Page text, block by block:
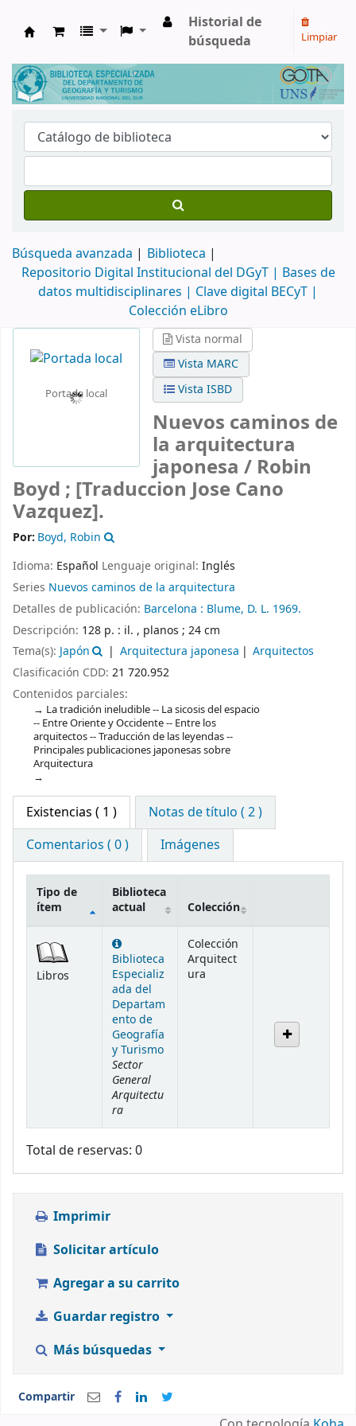
Biblioteca de Geografía y Turismo
Historial de
búsqueda
Limpiar
Búsqueda avanzada
Biblioteca
Repositorio Digital Institucional del DGyT | Bases de
datos multidisciplinares | Clave digital BECyT |
Colección eLibro
Portada local
Vista normal
Vista MARC
Vista ISBD
Nuevos caminos de
la arquitectura
japonesa / Robin
Boyd ; [Traduccion Jose Cano
Vazquez].
Por: Boyd, Robin
Idioma: Español Lenguaje original: Inglés
Series Nuevos caminos de la arquitectura
Detalles de publicación: Barcelona : Blume, D. L. 1969.
Descripción: 128 p. : il. , planos ; 24 cm
Tema(s): Japón Arquitectura japonesa
Arquitectos
Clasificación CDD: 21 720.952
Contenidos parciales:
La tradición ineludible -- La sicosis del espacio
-- Entre Oriente y Occidente -- Entre los
arquitectos -- Traducción de las leyendas --
Principales publicaciones japonesas sobre
Arquitectura
Existencias ( 1 )
Notas de título ( 2 )
Comentarios ( 0 )
Imágenes
Tipo de
ítem
Biblioteca
actual
Colección
Libros
Biblioteca
Especializ
ada del
Departam
ento de
Geografía
y Turismo
Sector
General
Arquitectu
ra
Colección
Arquitect
ura
Total de reservas: 0
Imprimir
Solicitar artículo
Agregar a su carrito
Guardar registro
Más búsquedas
Compartir